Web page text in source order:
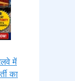
में
का